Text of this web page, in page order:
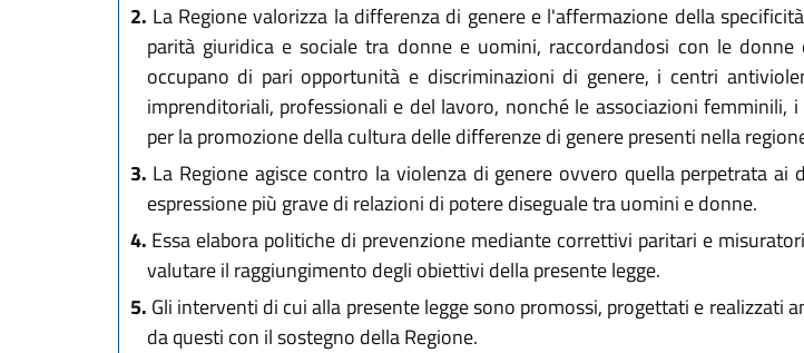
2. La Regione valorizza la differenza di genere e l'affermazione della
parità giuridica e sociale tra donne e uomini, raccordandosi con le
occupano di pari opportunità e discriminazioni di genere, i centri
imprenditoriali, professionali e del lavoro, nonché le associazioni
per la promozione della cultura delle differenze di genere presenti nella
3. La Regione agisce contro la violenza di genere ovvero quella perpetrata
espressione più grave di relazioni di potere diseguale tra uomini e donne.
4. Essa elabora politiche di prevenzione mediante correttivi paritari e
valutare il raggiungimento degli obiettivi della presente legge.
5. Gli interventi di cui alla presente legge sono promossi, progettati e realizzati
da questi con il sostegno della Regione.